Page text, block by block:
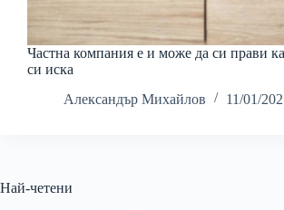
Частна компания е и може да си прави
си иска
Александър Михайлов
11/01/
Най-четени